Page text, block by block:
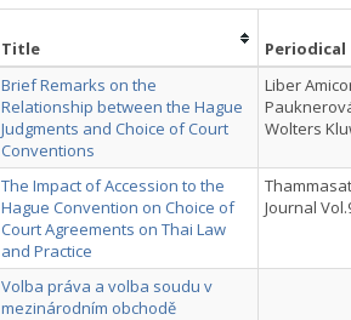
Title
Periodical
Brief Remarks on the
Relationship between the Hague
Judgments and Choice of Court
Conventions
Liber
Wolters
The Impact of Accession to the
Hague Convention on Choice of
Court Agreements on Thai Law
and Practice
Journal
Volba práva a volba soudu v
mezinárodním obchodě